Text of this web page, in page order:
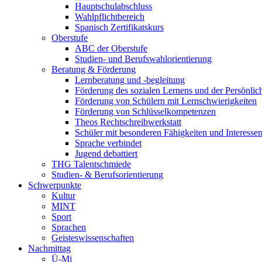
Hauptschulabschluss
Wahlpflichtbereich
Spanisch Zertifikatskurs
Oberstufe
ABC der Oberstufe
Studien- und Berufswahlorientierung
Beratung & Förderung
Lernberatung und -begleitung
Förderung des sozialen Lernens und der
Förderung von Schülern mit Lernschwierigkeiten
Förderung von Schlüsselkompetenzen
Theos Rechtschreibwerkstatt
Schüler mit besonderen Fähigkeiten und Interessen
Sprache verbindet
Jugend debattiert
THG Talentschmiede
Studien- & Berufsorientierung
Schwerpunkte
Kultur
MINT
Sport
Sprachen
Geisteswissenschaften
Nachmittag
Ü-Mi